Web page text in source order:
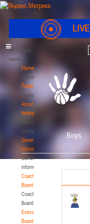
LIVE
Главное
меню
Home
Home
Federation
Federation
About
federation
About
federation
General
information
General
information
Coaching
Board
Coaching
Board
Executive
Board
Boys